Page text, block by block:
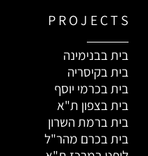
P R O J E C T S
בית בבנימינה
בית בקיסריה
בית בכרמי יוסף
בית בצפון ת"א
בית ברמת השרון
בית בכרם מהר"ל